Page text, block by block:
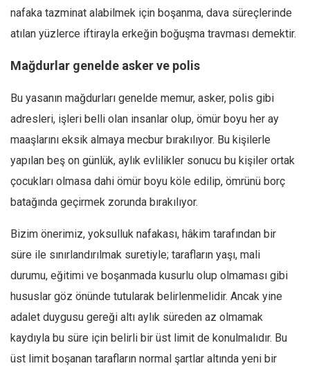
nafaka tazminat alabilmek için boşanma, dava süreçlerinde
atılan yüzlerce iftirayla erkeğin boğuşma travması demektir.
Mağdurlar genelde asker ve polis
Bu yasanın mağdurları genelde memur, asker, polis gibi
adresleri, işleri belli olan insanlar olup, ömür boyu her ay
maaşlarını eksik almaya mecbur bırakılıyor. Bu kişilerle
yapılan beş on günlük, aylık evlilikler sonucu bu kişiler ortak
çocukları olmasa dahi ömür boyu köle edilip, ömrünü borç
batağında geçirmek zorunda bırakılıyor.
Bizim önerimiz, yoksulluk nafakası, hâkim tarafından bir
süre ile sınırlandırılmak suretiyle; tarafların yaşı, mali
durumu, eğitimi ve boşanmada kusurlu olup olmaması gibi
hususlar göz önünde tutularak belirlenmelidir. Ancak yine
adalet duygusu gereği altı aylık süreden az olmamak
kaydıyla bu süre için belirli bir üst limit de konulmalıdır. Bu
üst limit boşanan tarafların normal şartlar altında yeni bir